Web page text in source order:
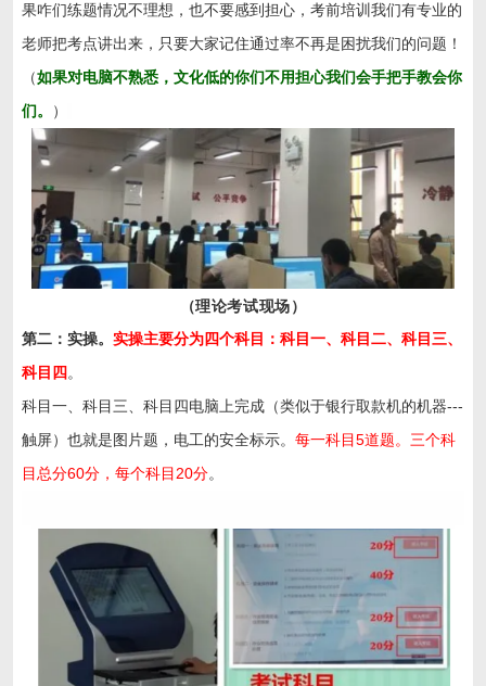
果咋们练题情况不理想，也不要感到担心，考前培训我们有专业的
老师把考点讲出来，只要大家记住通过率不再是困扰我们的问题！
（如果对电脑不熟悉，文化低的你们不用担心我们会手把手教会你
们。 ）
（理论考试现场）
第二：实操。实操主要分为四个科目：科目一、科目二、科目三、
科目四。
科目一、科目三、科目四电脑上完成（类似于银行取款机的机器---
触屏）也就是图片题，电工的安全标示。每一科目5道题。三个科
目总分60分，每个科目20分。